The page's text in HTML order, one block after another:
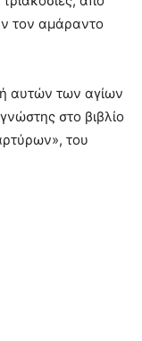
τον αμάραντο
αυτών των αγίων
στο βιβλίο
του